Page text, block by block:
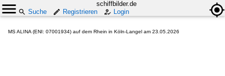
schiffbilder.de
Suche
Registrieren Login
MS ALINA (ENI: 07001934) auf dem Rhein in Köln-Langel am 23.05.2026